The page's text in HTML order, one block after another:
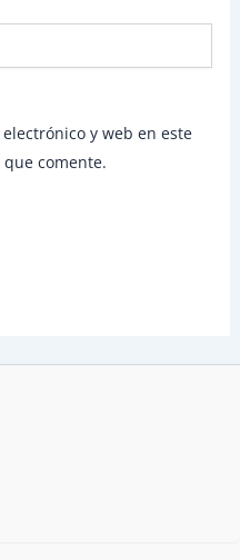
y web en este
comente.